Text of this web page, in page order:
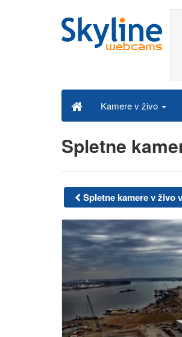
Kamere v živo
Spletne
Spletne kamere v živo